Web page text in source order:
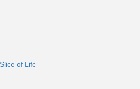
Slice of Life